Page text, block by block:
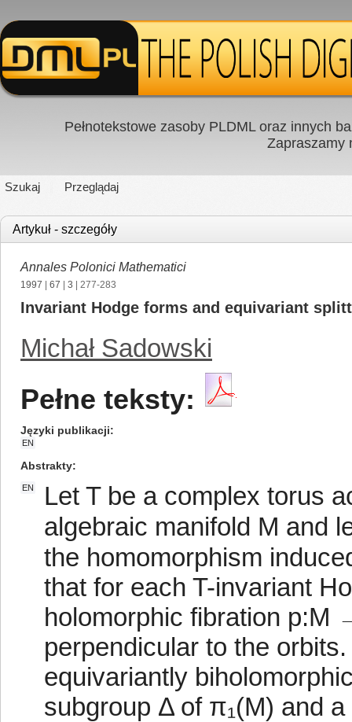
Pełnotekstowe zasoby PLDML oraz innych
Zapraszamy
Szukaj Przeglądaj
Artykuł - szczegóły
Annales Polonici Mathematici
1997 67 3 | 277-283
Invariant Hodge forms and equivariant
Michał Sadowski
Pełne teksty:
Języki publikacji
EN
Abstrakty
EN
Let T be a complex torus
algebraic manifold M and
the homomorphism
that for each T-invariant
holomorphic fibration p:M
perpendicular to the
equivariantly
subgroup Δ of π₁(M) and